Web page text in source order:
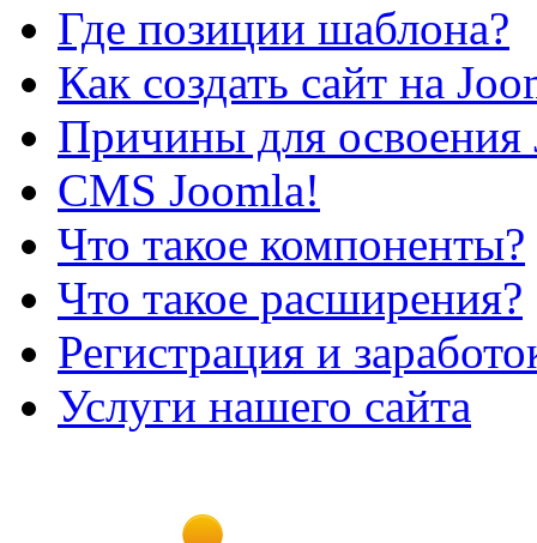
Где позиции шаблона?
Как создать сайт на
Причины для освоения
CMS Joomla!
Что такое компоненты?
Что такое расширения?
Регистрация и
Услуги нашего сайта